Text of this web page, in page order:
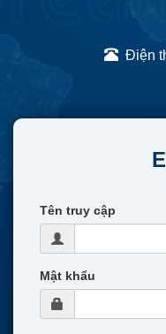
Điện
Tên truy cập
Mật khẩu